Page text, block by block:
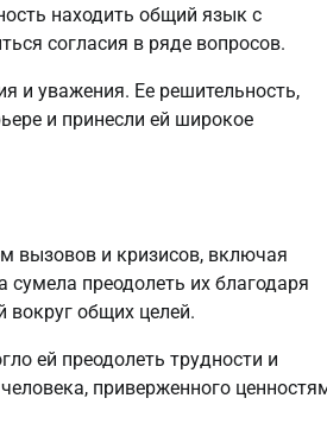
находить общий язык с
согласия в ряде вопросов.
и уважения. Ее решительность,
и принесли ей широкое
вызовов и кризисов, включая
преодолеть их благодаря
вокруг общих целей.
ей преодолеть трудности и
приверженного